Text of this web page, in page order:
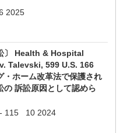
2025
〕 Health & Hospital
Talevski, 599 U.S. 166
・ホーム改革法で保護され
の 訴訟原因として認めら
- 115 10 2024